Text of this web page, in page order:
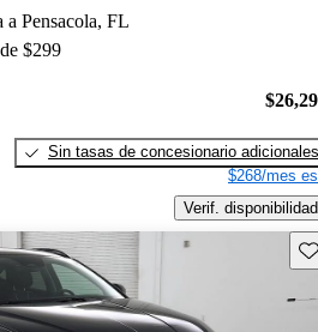
a Pensacola, FL
$299
Sin tasas de concesionario adicionales
$268/mes
Verif. disponibilidad